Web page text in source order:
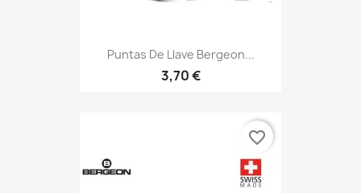
Puntas De Llave Bergeon...
3,70 €
favorite_border